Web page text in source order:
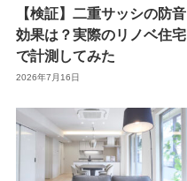
【検証】二重サッシの防音
効果は？実際のリノベ住宅
で計測してみた
2026年7月16日